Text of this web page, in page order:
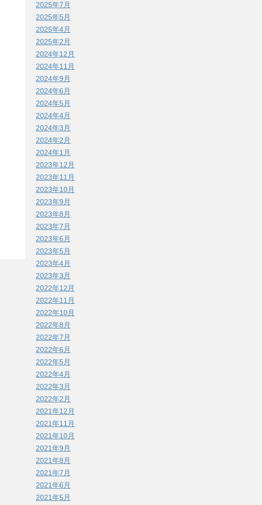
2025年7月
2025年5月
2025年4月
2025年2月
2024年12月
2024年11月
2024年9月
2024年6月
2024年5月
2024年4月
2024年3月
2024年2月
2024年1月
2023年12月
2023年11月
2023年10月
2023年9月
2023年8月
2023年7月
2023年6月
2023年5月
2023年4月
2023年3月
2022年12月
2022年11月
2022年10月
2022年8月
2022年7月
2022年6月
2022年5月
2022年4月
2022年3月
2022年2月
2021年12月
2021年11月
2021年10月
2021年9月
2021年8月
2021年7月
2021年6月
2021年5月